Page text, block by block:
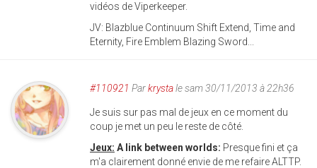
vidéos de Viperkeeper.
JV: Blazblue Continuum Shift Extend, Time and
Eternity, Fire Emblem Blazing Sword...
#110921 Parkrystale sam 30/11/2013 à 22h36
Je suis sur pas mal de jeux en ce moment du
coup je met un peu le reste de côté.
Jeux: A link between worlds: Presque fini et ça
m'a clairement donné envie de me refaire ALTTP.